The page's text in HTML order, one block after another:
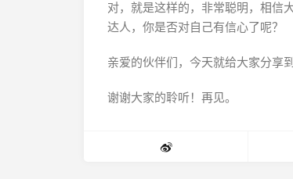
对，就是这样的，非常聪明，相信
达人，你是否对自己有信心了呢？
亲爱的伙伴们，今天就给大家分享
谢谢大家的聆听！再见。